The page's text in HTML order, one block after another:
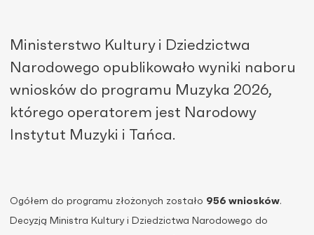
Ministerstwo Kultury i Dziedzictwa
Narodowego opublikowało wyniki naboru
wniosków do programu Muzyka 2026,
którego operatorem jest Narodowy
Instytut Muzyki i Tańca.
Ogółem do programu złożonych zostało 956 wniosków.
Decyzją Ministra Kultury i Dziedzictwa Narodowego do